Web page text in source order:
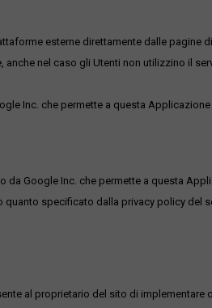
esterne direttamente dalle pagine
nel caso gli Utenti non utilizzino il
Inc. che permette a questa
Google Inc. che permette a questa
specificato dalla privacy policy del
al proprietario del sito di implementare